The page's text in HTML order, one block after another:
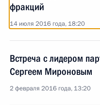
фракций
14 июля 2016 года, 18:20
Встреча с лидером
Сергеем Мироновым
2 февраля 2016 года, 13:20